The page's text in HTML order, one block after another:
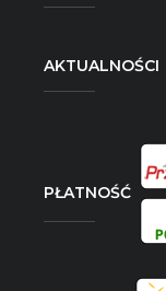
AKTUALNOŚCI
PŁATNOŚĆ